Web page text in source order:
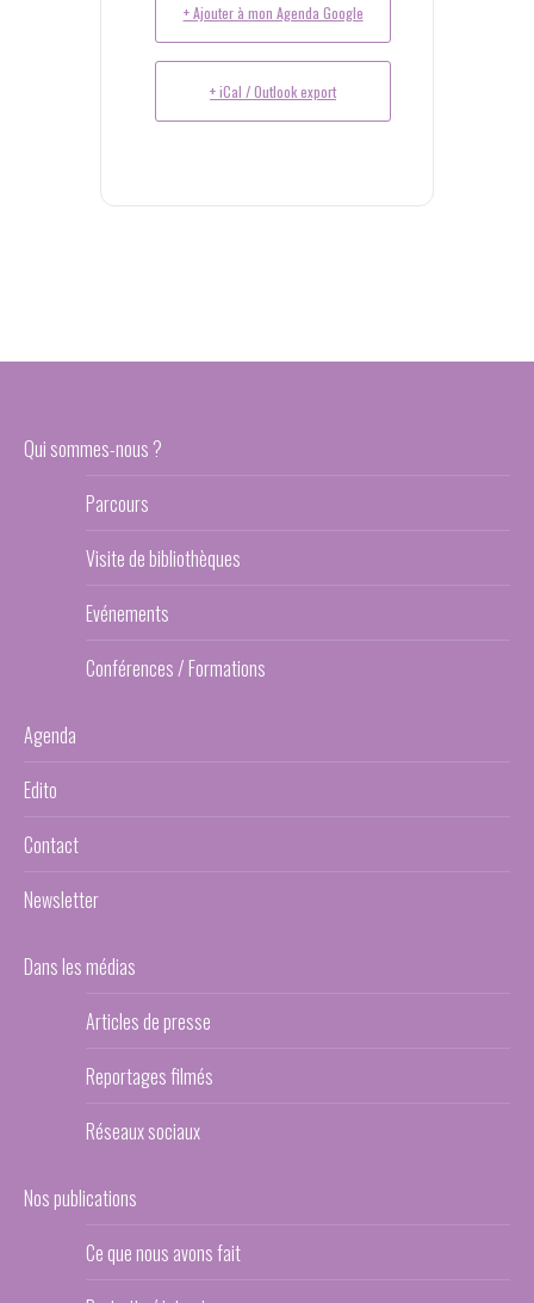
+ Ajouter à mon Agenda Google
+ iCal / Outlook export
Qui sommes-nous ?
Parcours
Visite de bibliothèques
Evénements
Conférences / Formations
Agenda
Edito
Contact
Newsletter
Dans les médias
Articles de presse
Reportages filmés
Réseaux sociaux
Nos publications
Ce que nous avons fait